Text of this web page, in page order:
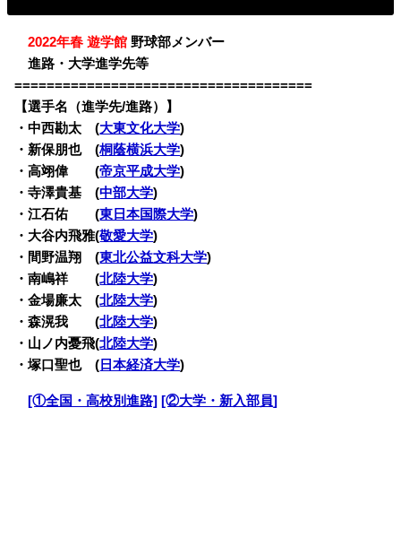
・2022年春 遊学館 野球部メンバー
・進路・大学進学先等
=====================================
【選手名（進学先/進路）】
・中西勘太 (大東文化大学)
・新保朋也 (桐蔭横浜大学)
・高翊偉 (帝京平成大学)
・寺澤貴基 (中部大学)
・江石佑 (東日本国際大学)
・大谷内飛雅(敬愛大学)
・間野温翔 (東北公益文科大学)
・南嶋祥 (北陸大学)
・金場廉太 (北陸大学)
・森滉我 (北陸大学)
・山ノ内憂飛(北陸大学)
・塚口聖也 ( 日本経済大学)
[①全国・高校別進路] [②大学・新入部員]